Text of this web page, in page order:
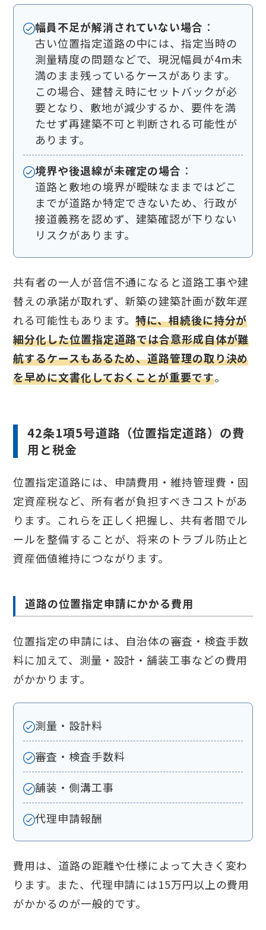
幅員不足が解消されていない場合 ：
古い位置指定道路の中には、指定当時の
測量精度の問題などで、現況幅員が4m未
満のまま残っているケースがあります。
この場合、建替え時にセットバックが必
要となり、敷地が減少するか、要件を満
たせず再建築不可と判断される可能性が
あります。
境界や後退線が未確定の場合 ：
道路と敷地の境界が曖昧なままではどこ
までが道路か特定できないため、行政が
接道義務を認めず、建築確認が下りない
リスクがあります。
共有者の一人が音信不通になると道路工事や建
替えの承諾が取れず、新築の建築計画が数年遅
れる可能性もあります。特に、相続後に持分が
細分化した位置指定道路では合意形成自体が難
航するケースもあるため、道路管理の取り決め
を早めに文書化しておくことが重要です。
42条1項5号道路（位置指定道路）の費
用と税金
位置指定道路には、申請費用・維持管理費・固
定資産税など、所有者が負担すべきコストがあ
ります。これらを正しく把握し、共有者間でル
ールを整備することが、将来のトラブル防止と
資産価値維持につながります。
道路の位置指定申請にかかる費用
位置指定の申請には、自治体の審査・検査手数
料に加えて、測量・設計・舗装工事などの費用
がかかります。
測量・設計料
審査・検査手数料
舗装・側溝工事
代理申請報酬
費用は、道路の距離や仕様によって大きく変わ
ります。また、代理申請には15万円以上の費用
がかかるのが一般的です。